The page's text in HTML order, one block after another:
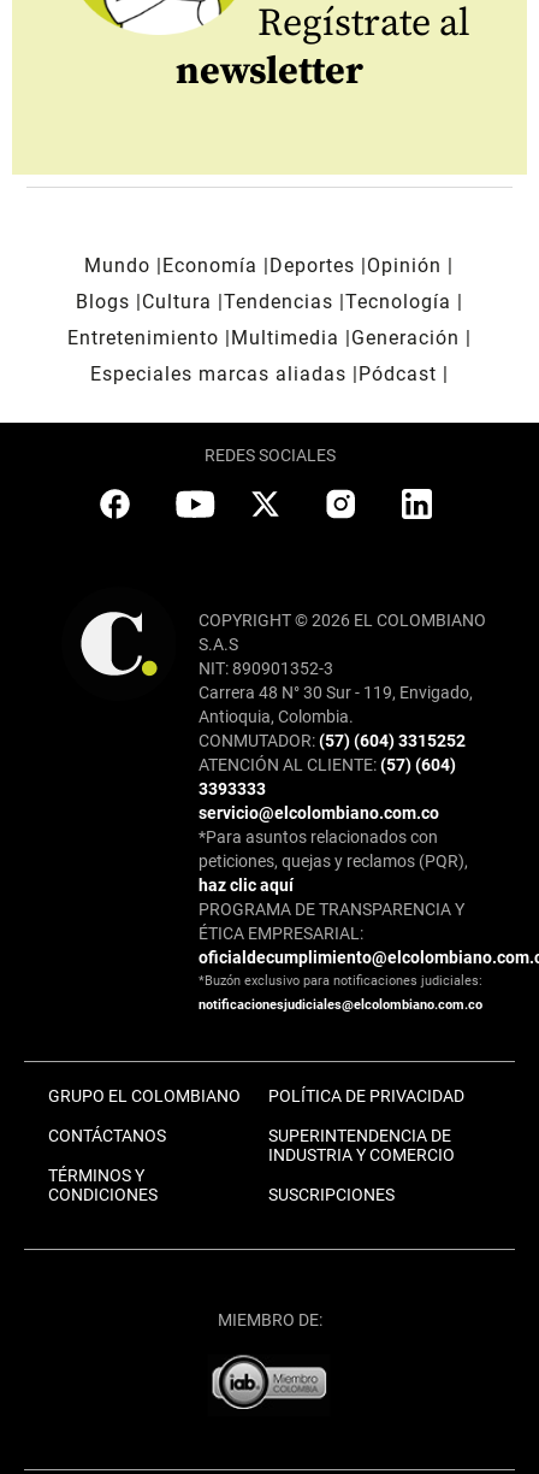
Regístrate al
newsletter
Mundo Economía Deportes
Opinión
Blogs
Cultura Tendencias Tecnología
Entretenimiento
Multimedia
Generación
Especiales marcas aliadas
Pódcast
REDES SOCIALES
COPYRIGHT © 2026 EL COLOMBIANO
S.A.S
NIT: 890901352-3
Carrera 48 N° 30 Sur - 119, Envigado,
Antioquia, Colombia.
CONMUTADOR:(57) (604) 3315252
ATENCIÓN AL CLIENTE:(57) (604)
3393333
servicio@elcolombiano.com.co
*Para asuntos relacionados con
peticiones, quejas y reclamos (PQR),
haz clic aquí
PROGRAMA DE TRANSPARENCIA Y
ÉTICA EMPRESARIAL:
*Buzón exclusivo para notificaciones judiciales:
notificacionesjudiciales@elcolombiano.com.co
GRUPO EL COLOMBIANO
CONTÁCTANOS
TÉRMINOS Y
CONDICIONES
POLÍTICA DE PRIVACIDAD
SUPERINTENDENCIA DE
INDUSTRIA Y COMERCIO
SUSCRIPCIONES
MIEMBRO DE: